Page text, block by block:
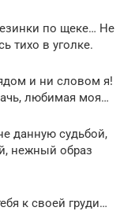
по щеке… Не
тихо в уголке.
и ни словом я!
любимая моя…
данную судьбой,
нежный образ
к своей груди…